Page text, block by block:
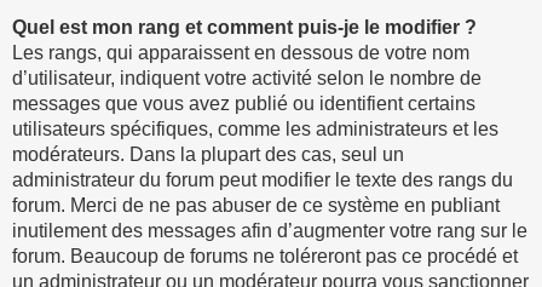
Quel est mon rang et comment puis-je le modifier ?
Les rangs, qui apparaissent en dessous de votre nom
d’utilisateur, indiquent votre activité selon le nombre de
messages que vous avez publié ou identifient certains
utilisateurs spécifiques, comme les administrateurs et les
modérateurs. Dans la plupart des cas, seul un
administrateur du forum peut modifier le texte des rangs du
forum. Merci de ne pas abuser de ce système en publiant
inutilement des messages afin d’augmenter votre rang sur le
forum. Beaucoup de forums ne toléreront pas ce procédé et
un administrateur ou un modérateur pourra vous sanctionner